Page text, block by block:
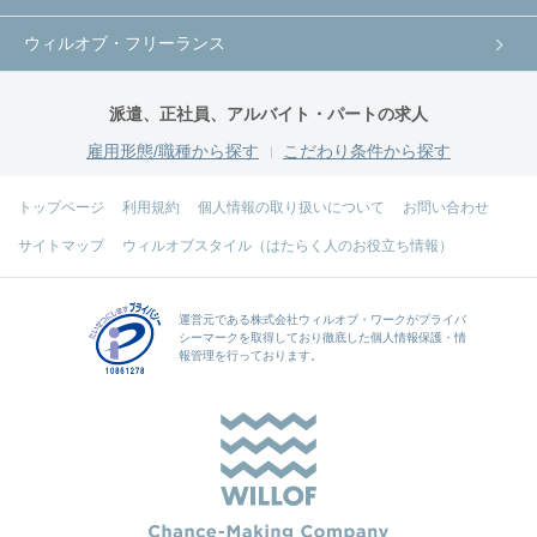
ウィルオブ・フリーランス
派遣、正社員、アルバイト・パートの求人
雇用形態/職種から探す
こだわり条件から探す
トップページ 利用規約 個人情報の取り扱いについて お問い合わせ
サイトマップ ウィルオブスタイル（はたらく人のお役立ち情報）
運営元である株式会社ウィルオブ・ワークがプライバ
シーマークを取得しており徹底した個人情報保護・情
報管理を行っております。